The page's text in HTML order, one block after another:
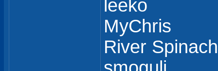
leeko
MyChris
River Spinach